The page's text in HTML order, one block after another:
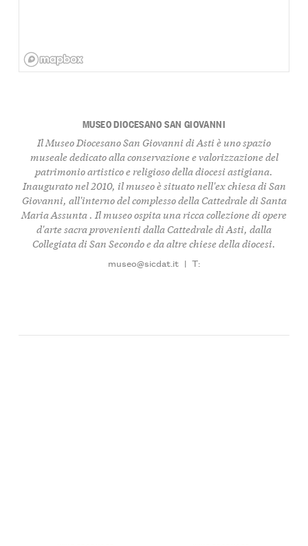
MUSEO DIOCESANO SAN GIOVANNI
Il Museo Diocesano San Giovanni di Asti è uno spazio
museale dedicato alla conservazione e valorizzazione del
patrimonio artistico e religioso della diocesi astigiana.
Inaugurato nel 2010, il museo è situato nell'ex chiesa di San
Giovanni, all'interno del complesso della Cattedrale di Santa
Maria Assunta . Il museo ospita una ricca collezione di opere
d'arte sacra provenienti dalla Cattedrale di Asti, dalla
Collegiata di San Secondo e da altre chiese della diocesi.
museo@sicdat.it | T: